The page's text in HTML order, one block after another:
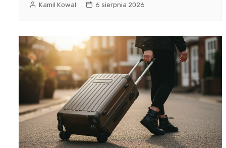
Kamil Kowal 6 sierpnia 2026